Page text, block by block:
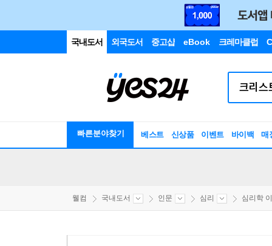
국내도서 외국도서 중고샵 eBook 크레마클럽
빠른분야찾기 베스트 신상품 이벤트 바이백 매
웰컴 국내도서 인문 심리 심리학